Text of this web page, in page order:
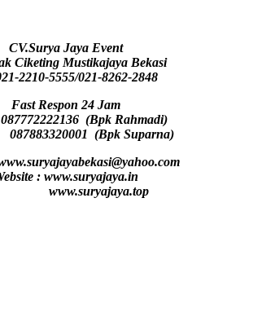
CV.Surya Jaya Event
Ciketing Mustikajaya Bekasi
2210-5555/021-8262-2848
Fast Respon 24 Jam
(Bpk Rahmadi)
(Bpk Suparna)
: www.suryajaya.in